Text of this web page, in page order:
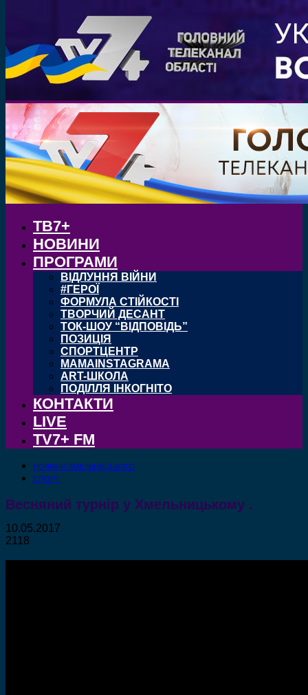
ТВ7+
НОВИНИ
ПРОГРАМИ
ВІДЛУННЯ ВІЙНИ
#ГЕРОЇ
ФОРМУЛА СТІЙКОСТІ
ТВОРЧИЙ ДЕСАНТ
ТОК-ШОУ “ВІДПОВІДЬ”
ПОЗИЦІЯ
СПОРТЦЕНТР
MAMAINSTAGRAMA
ART-ШКОЛА
ПОДІЛЛЯ ІНКОГНІТО
КОНТАКТИ
LIVE
TV7+ FM
НОВИНИ ХМЕЛЬНИЦЬКОГО
СПОРТ
Весняний турнір у Хмельницькому .
10.05.2017
2118